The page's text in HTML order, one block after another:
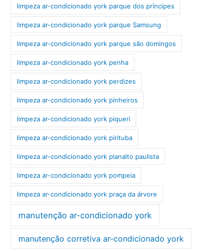
limpeza ar-condicionado york parque dos príncipes
limpeza ar-condicionado york parque Samsung
limpeza ar-condicionado york parque são domingos
limpeza ar-condicionado york penha
limpeza ar-condicionado york perdizes
limpeza ar-condicionado york pinheiros
limpeza ar-condicionado york piqueri
limpeza ar-condicionado york pirituba
limpeza ar-condicionado york planalto paulista
limpeza ar-condicionado york pompeia
limpeza ar-condicionado york praça da árvore
manutenção ar-condicionado york
manutenção corretiva ar-condicionado york